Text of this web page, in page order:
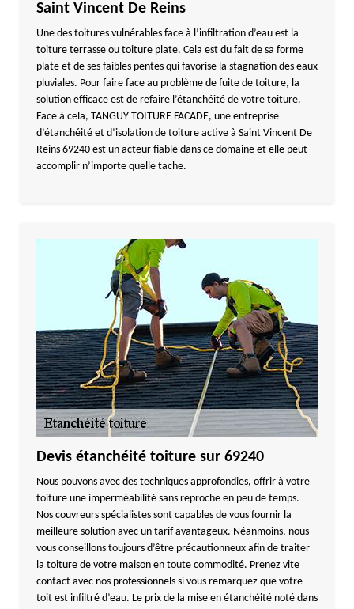
Saint Vincent De Reins
Une des toitures vulnérables face à l’infiltration d’eau est la
toiture terrasse ou toiture plate. Cela est du fait de sa forme
plate et de ses faibles pentes qui favorise la stagnation des eaux
pluviales. Pour faire face au problème de fuite de toiture, la
solution efficace est de refaire l’étanchéité de votre toiture.
Face à cela, TANGUY TOITURE FACADE, une entreprise
d’étanchéité et d’isolation de toiture active à Saint Vincent De
Reins 69240 est un acteur fiable dans ce domaine et elle peut
accomplir n’importe quelle tache.
Devis étanchéité toiture sur 69240
Nous pouvons avec des techniques approfondies, offrir à votre
toiture une imperméabilité sans reproche en peu de temps.
Nos couvreurs spécialistes sont capables de vous fournir la
meilleure solution avec un tarif avantageux. Néanmoins, nous
vous conseillons toujours d’être précautionneux afin de traiter
la toiture de votre maison en toute commodité. Prenez vite
contact avec nos professionnels si vous remarquez que votre
toit est infiltré d’eau. Le prix de la mise en étanchéité noté dans